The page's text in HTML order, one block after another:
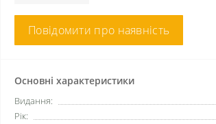
Повідомити про наявність
Основні характеристики
Видання:
Рік: